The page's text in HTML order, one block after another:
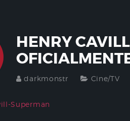
HENRY
darkmonstr Cine/TV